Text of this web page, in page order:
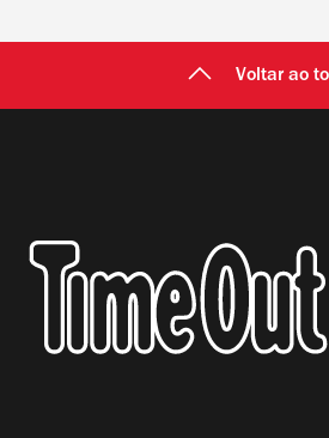
Voltar ao